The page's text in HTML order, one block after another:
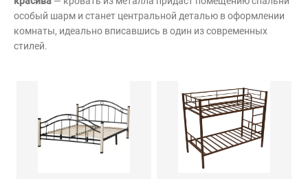
особый шарм и станет центральной деталью в оформлении
комнаты, идеально вписавшись в один из современных
стилей.